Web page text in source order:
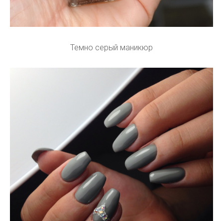
Темно серый маникюр